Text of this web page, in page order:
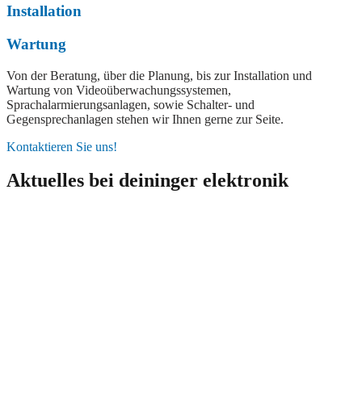
Installation
Wartung
Von der Beratung, über die Planung, bis zur Installation und
Wartung von Videoüberwachungssystemen,
Sprachalarmierungsanlagen, sowie Schalter- und
Gegensprechanlagen stehen wir Ihnen gerne zur Seite.
Kontaktieren Sie uns!
Aktuelles bei deininger elektronik